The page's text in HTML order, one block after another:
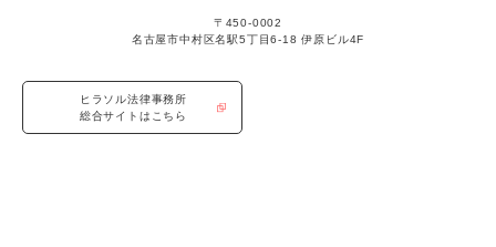
〒450-0002
名古屋市中村区名駅5丁目6-18 伊原ビル4F
ヒラソル法律事務所
総合サイトはこちら